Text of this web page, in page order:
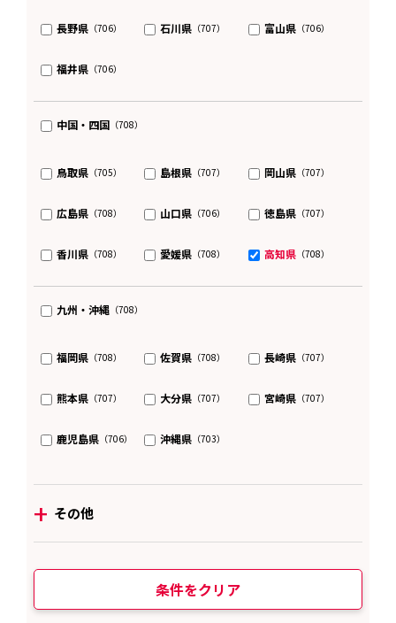
長野県（706） 石川県 （707） 富山県 （706）
福井県（706）
中国・四国（708）
鳥取県（705） 島根県 （707） 岡山県 （707）
広島県（708） 山口県 （706） 徳島県 （707）
香川県（708） 愛媛県 （708） 高知県 （708）
九州・沖縄（708）
福岡県（708） 佐賀県 （708） 長崎県 （707）
熊本県（707） 大分県 （707） 宮崎県 （707）
鹿児島県（706） 沖縄県 （703）
+ その他
条件をクリア